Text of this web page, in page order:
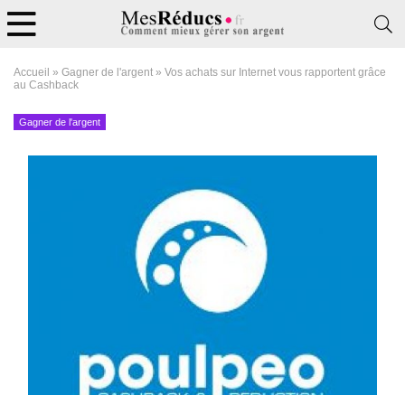
Accueil » Gagner de l'argent » Vos achats sur Internet vous rapportent grâce
au Cashback ​
Gagner de l'argent